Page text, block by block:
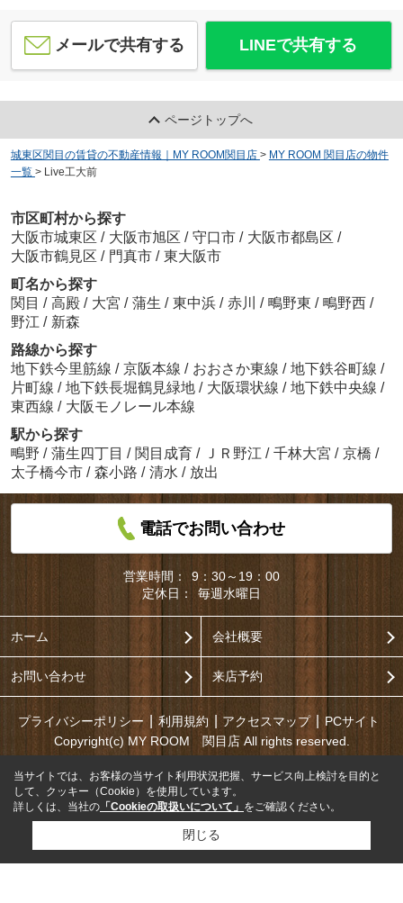
メールで共有する LINEで共有する
ページトップへ
城東区関目の賃貸の不動産情報｜MY ROOM関目店 > MY ROOM 関目店の物件
一覧 > Live工大前
市区町村から探す
大阪市城東区 / 大阪市旭区 / 守口市 / 大阪市都島区 /
大阪市鶴見区 / 門真市 / 東大阪市
町名から探す
関目 / 高殿 / 大宮 / 蒲生 / 東中浜 / 赤川 / 鴫野東 / 鴫野西 /
野江 / 新森
路線から探す
地下鉄今里筋線 / 京阪本線 / おおさか東線 / 地下鉄谷町線 /
片町線 / 地下鉄長堀鶴見緑地 / 大阪環状線 / 地下鉄中央線 /
東西線 / 大阪モノレール本線
駅から探す
鴫野 / 蒲生四丁目 / 関目成育 / ＪＲ野江 / 千林大宮 / 京橋 /
太子橋今市 / 森小路 / 清水 / 放出
電話でお問い合わせ
営業時間：
9：30～19：00
定休日：
毎週水曜日
ホーム 会社概要
お問い合わせ 来店予約
プライバシーポリシー 利用規約 アクセスマップ
PCサイト
Copyright(c) MY ROOM 関目店 All rights reserved.
当サイトでは、お客様の当サイト利用状況把握、サービス向上検討を目的と
して、クッキー（Cookie）を使用しています。
詳しくは、当社の 「Cookieの取扱いについて」 をご確認ください。
閉じる